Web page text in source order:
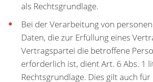
als Rechtsgrundlage.
Bei der Verarbeitung von
Daten, die zur Erfüllung eines
Vertragspartei die betroffene
erforderlich ist, dient Art. 6 Abs. 1
Rechtsgrundlage. Dies gilt auch für